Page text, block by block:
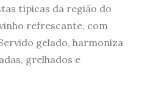
típicas da região do
refrescante, com
gelado, harmoniza
grelhados e